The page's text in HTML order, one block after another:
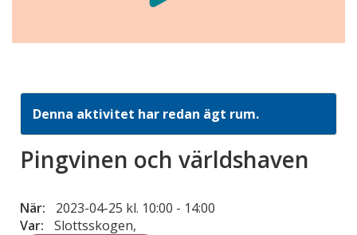
Denna aktivitet har redan ägt rum.
Pingvinen och världshaven
När: 2023-04-25 kl. 10:00 - 14:00
Var:
Slottsskogen,